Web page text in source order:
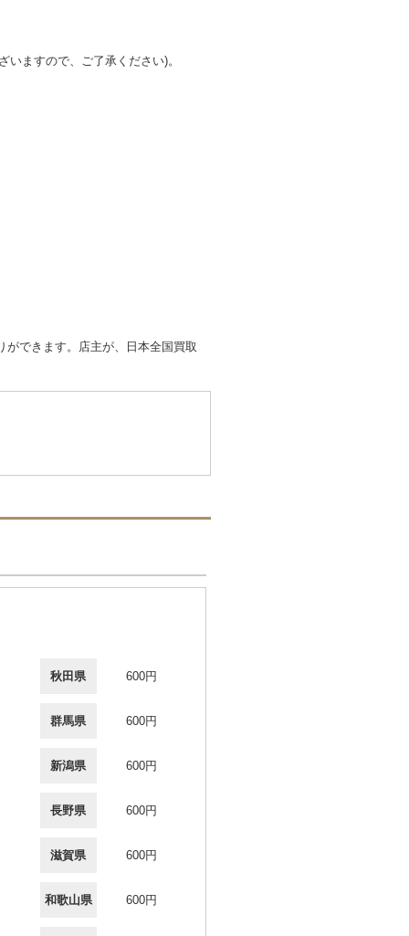
ますので、ご了承ください)。
できます。店主が、日本全国買取
秋田県 600円
群馬県 600円
新潟県 600円
長野県 600円
滋賀県 600円
和歌山県 600円